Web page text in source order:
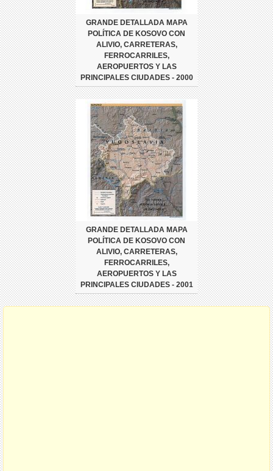
GRANDE DETALLADA MAPA
POLÍTICA DE KOSOVO CON
ALIVIO, CARRETERAS,
FERROCARRILES,
AEROPUERTOS Y LAS
PRINCIPALES CIUDADES - 2000
GRANDE DETALLADA MAPA
POLÍTICA DE KOSOVO CON
ALIVIO, CARRETERAS,
FERROCARRILES,
AEROPUERTOS Y LAS
PRINCIPALES CIUDADES - 2001